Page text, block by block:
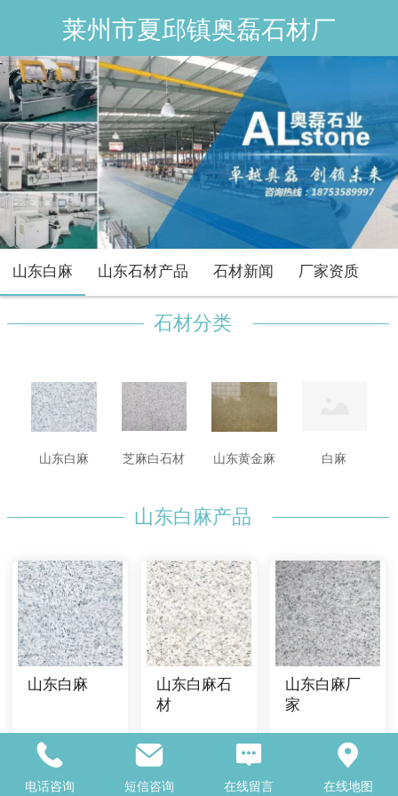
莱州市夏邱镇奥磊石材厂
山东白麻 山东石材产品 石材新闻 厂家资质
石材分类
山东白麻 芝麻白石材 山东黄金麻 白麻
山东白麻产品
山东白麻
山东白麻石
材
山东白麻厂
家
电话咨询 短信咨询 在线留言 在线地图